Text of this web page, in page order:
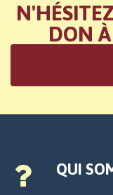
DON
QUI